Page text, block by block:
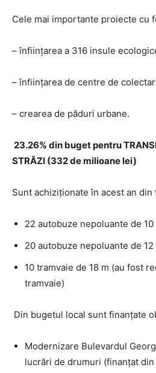
Cele mai importante proiecte cu
– înființarea a 316 insule
– înființarea de centre de
– crearea de păduri urbane.
23.26% din buget pentru
STRĂZI (332 de milioane lei)
Sunt achiziționate în acest an din
22 autobuze nepoluante de 10
20 autobuze nepoluante de 12
10 tramvaie de 18 m (au fost
tramvaie)
Din bugetul local sunt finanțate
Modernizare Bulevardul
lucrări de drumuri (finanțat